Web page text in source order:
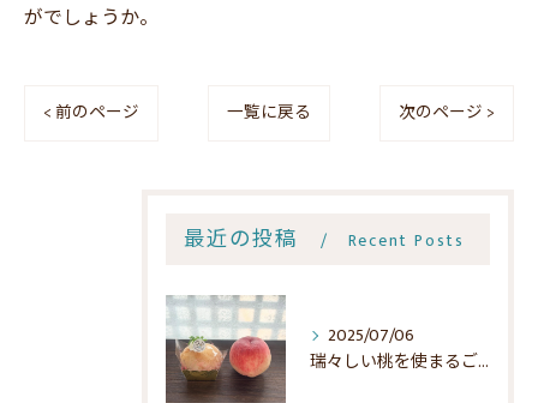
がでしょうか。
< 前のページ 一覧に戻る 次のページ >
最近の投稿 Recent Posts
2025/07/06
瑞々しい桃を使まるごと１個使ったケーキの魅力